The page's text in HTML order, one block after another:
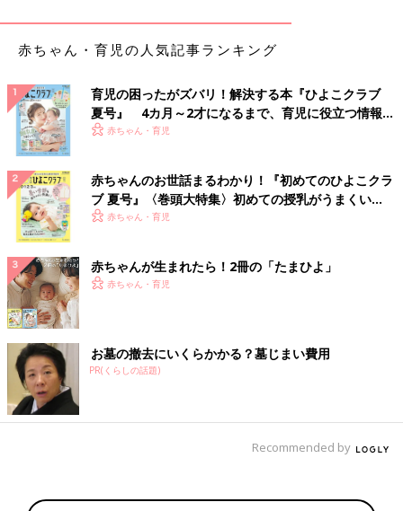
赤ちゃん・育児の人気記事ランキング
育児の困ったがズバリ！解決する本『ひよこクラブ
夏号』 4カ月～2才になるまで、育児に役立つ情報が
いっぱい！
赤ちゃん・育児
赤ちゃんのお世話まるわかり！『初めてのひよこクラ
ブ 夏号』〈巻頭大特集〉初めての授乳がうまくい
く！ おっぱい・ミルクの基本と夏のトラブル 解決テ
赤ちゃん・育児
赤ちゃんが生まれたら！2冊の「たまひよ」
赤ちゃん・育児
お墓の撤去にいくらかかる？墓じまい費用
PR(くらしの話題)
Recommended by